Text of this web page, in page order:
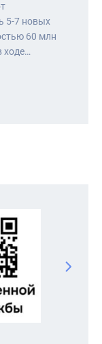
5-7 новых
60 млн
ходе…